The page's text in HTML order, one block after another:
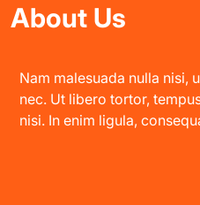
About Us
Nam malesuada nulla nisi,
nec. Ut libero tortor,
nisi. In enim ligula,